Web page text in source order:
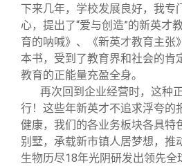
下来几年，学校发展良好，我专
心，提出了“爱与创造”的新英才
育的呐喊》、《新英才教育主张
本书，受到了教育界和社会的肯
教育的正能量充盈全身。
再次回到企业经营时，这种
行！这些年新英才不追求浮夸的
健康，我们的各业务板块各具特
别墅，承载新市镇人居梦想，推
生物历尽18年光阴研发出领先全